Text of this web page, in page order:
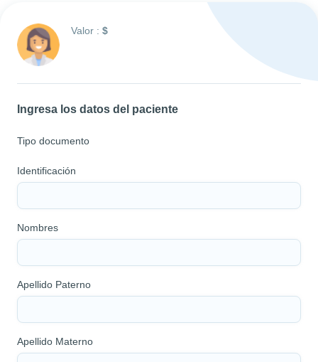
Valor : $
Ingresa los datos del paciente
Tipo documento
Identificación
Nombres
Apellido Paterno
Apellido Materno